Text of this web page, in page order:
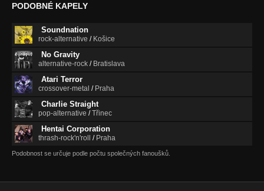
PODOBNÉ KAPELY
Soundnation
rock-alternative / Košice
No Gravity
alternative-rock / Bratislava
Atari Terror
crossover-metal / Praha
Charlie Straight
pop-alternative /Třinec
Hentai Corporation
thrash-rock'n'roll / Praha
Podobnost se určuje podle počtu společných fanoušků.